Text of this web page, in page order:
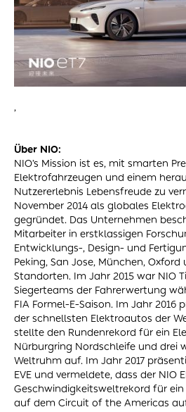
,
Über NIO:
NIO’s Mission ist es, mit smarten
Elektrofahrzeugen und einem
Nutzererlebnis Lebensfreude zu
November 2014 als globales
gegründet. Das Unternehmen
Mitarbeiter in erstklassigen
Entwicklungs-, Design- und
Peking, San Jose, München, Oxford
Standorten. Im Jahr 2015 war NIO
Siegerteams der Fahrerwertung
FIA Formel-E-Saison. Im Jahr 2016
der schnellsten Elektroautos der
stellte den Rundenrekord für ein
Nürburgring Nordschleife und drei
Weltruhm auf. Im Jahr 2017
EVE und vermeldete, dass der NIO
Geschwindigkeitsweltrekord für
auf dem Circuit of the Americas